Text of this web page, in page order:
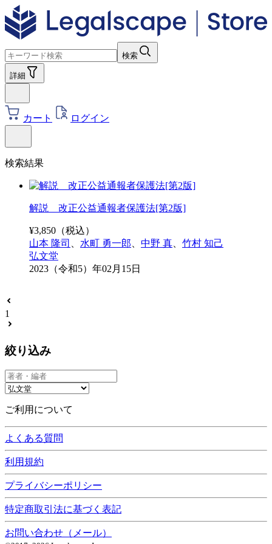
検索
詳細
カート ログイン
検索結果
解説 改正公益通報者保護法[第2版]
¥3,850 （税込）
山本 隆司
水町 勇一郎 中野 真
竹村 知己
弘文堂
2023（令和5）年02月15日
1
絞り込み
ご利用について
よくある質問
利用規約
プライバシーポリシー
特定商取引法に基づく表記
お問い合わせ（メール）